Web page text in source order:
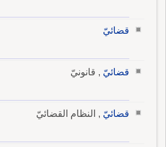
قضائيّ
قضائيّ , قانونيّ
قضائيّ , النظام القضائيّ